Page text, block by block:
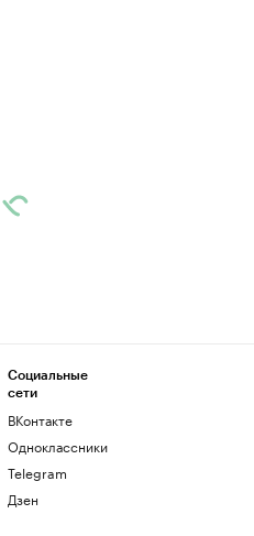
Социальные
сети
ВКонтакте
Одноклассники
Telegram
Дзен